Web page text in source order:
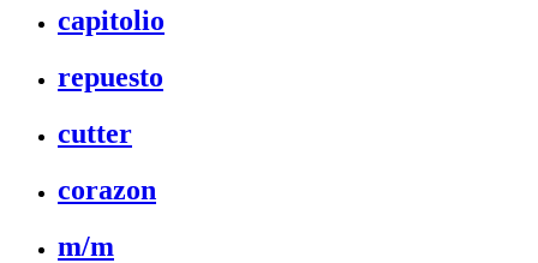
capitolio
repuesto
cutter
corazon
m/m